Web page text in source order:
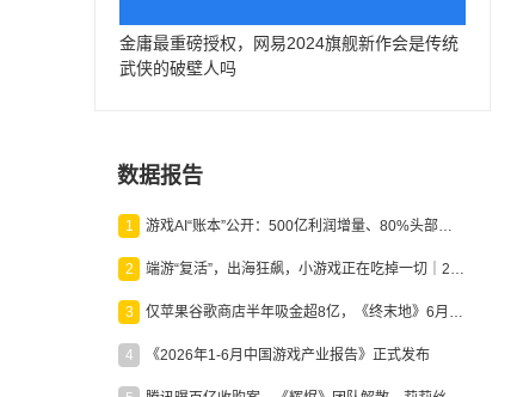
金庸最重磅授权，网易2024旗舰新作会是传统
武侠的破壁人吗
数据报告
1 游戏AI“账本”公开：500亿利润增量、80%头部入局，谁在闷声发财？
2 端游“复活”，出海狂飙，小游戏正在吃掉一切｜2026上半年产业报告
3 仅苹果谷歌商店半年吸金超8亿，《终末地》6月份收入显著回暖
4 《2026年1-6月中国游戏产业报告》正式发布